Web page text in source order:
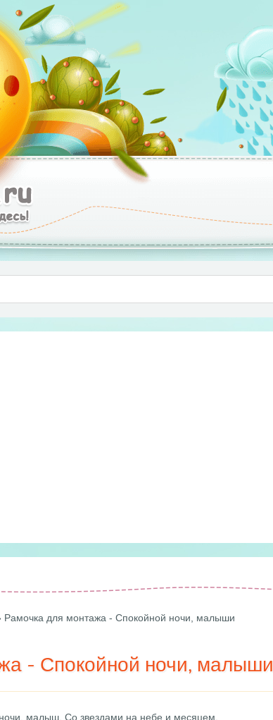
Рамочка для монтажа - Спокойной ночи, малыши
- Спокойной ночи, малыши
малыш. Со звездами на небе и месяцем.